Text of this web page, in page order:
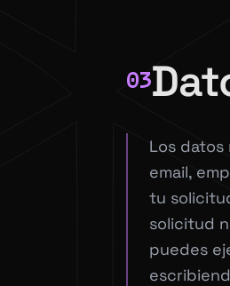
03
Los
email,
tu
solicitud
puedes